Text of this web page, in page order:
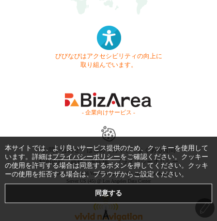
びびなびはアクセシビリティの向上に
取り組んでいます。
- 企業向けサービス -
お問い合わせ はじめてガイド
よくある質問
利用規約
商標・著作権 プライバシーポリシー
Copyright © 1999-2026 Vivid Navigation, Inc. All Rights Reserved.
Server US (45) @ Los Angeles Data Center
本サイトでは、より良いサービス提供のため、クッキーを使用して
います。詳細はプライバシーポリシーをご確認ください。クッキー
の使用を許可する場合は同意するボタンを押してください。クッキ
ーの使用を拒否する場合は、ブラウザからご設定ください。